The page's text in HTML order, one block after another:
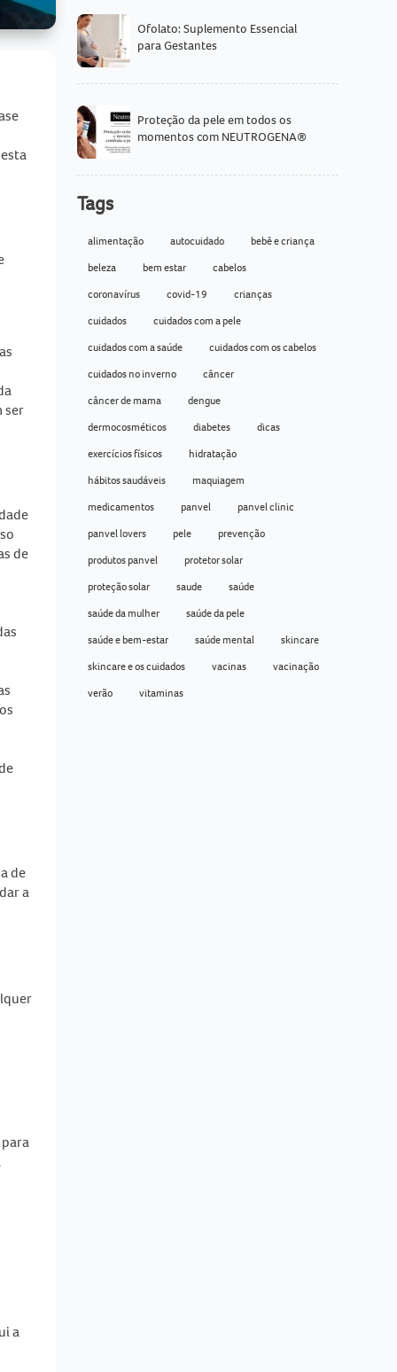
ser
de
de
a
a
Ofolato: Suplemento Essencial
para Gestantes
Proteção da pele em todos os
momentos com NEUTROGENA®
Tags
alimentação autocuidado
bebê e criança
beleza
bem estar
cabelos
coronavírus
covid-19
crianças
cuidados
cuidados com a pele
cuidados com a saúde
cuidados com os cabelos
cuidados no inverno
câncer
câncer de mama
dengue
dermocosméticos
diabetes
dicas
exercícios físicos
hidratação
hábitos saudáveis
maquiagem
medicamentos
panvel
panvel clinic
panvel lovers
pele
prevenção
produtos panvel
protetor solar
proteção solar
saude
saúde
saúde da mulher
saúde da pele
saúde e bem-estar
saúde mental
skincare
skincare e os cuidados
vacinas
vacinação
verão
vitaminas